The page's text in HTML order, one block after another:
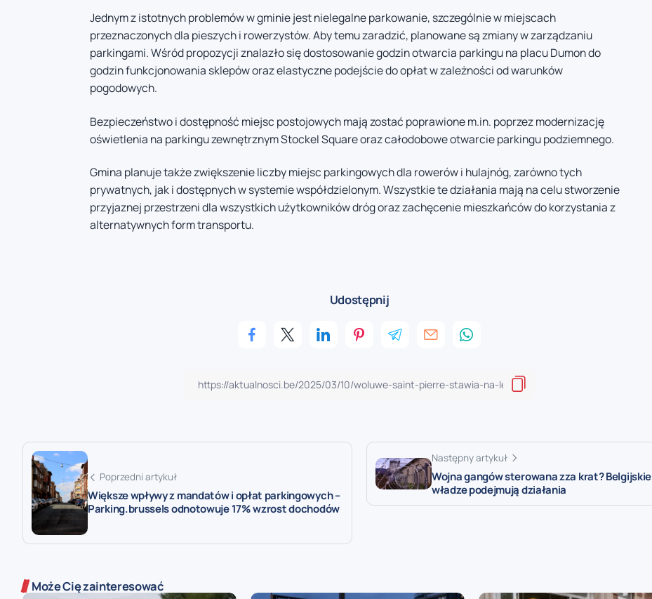
Jednym z istotnych problemów w gminie jest nielegalne parkowanie, szczególnie w miejscach
przeznaczonych dla pieszych i rowerzystów. Aby temu zaradzić, planowane są zmiany w zarządzaniu
parkingami. Wśród propozycji znalazło się dostosowanie godzin otwarcia parkingu na placu Dumon do
godzin funkcjonowania sklepów oraz elastyczne podejście do opłat w zależności od warunków
pogodowych.
Bezpieczeństwo i dostępność miejsc postojowych mają zostać poprawione m.in. poprzez modernizację
oświetlenia na parkingu zewnętrznym Stockel Square oraz całodobowe otwarcie parkingu podziemnego.
Gmina planuje także zwiększenie liczby miejsc parkingowych dla rowerów i hulajnóg, zarówno tych
prywatnych, jak i dostępnych w systemie współdzielonym. Wszystkie te działania mają na celu stworzenie
przyjaznej przestrzeni dla wszystkich użytkowników dróg oraz zachęcenie mieszkańców do korzystania z
alternatywnych form transportu.
Udostępnij
Poprzedni artykuł
Większe wpływy z mandatów i opłat parkingowych –
Parking.brussels odnotowuje 17% wzrost dochodów
Następny artykuł
Wojna gangów sterowana zza krat? Belgijskie
władze podejmują działania
Może Cię zainteresować